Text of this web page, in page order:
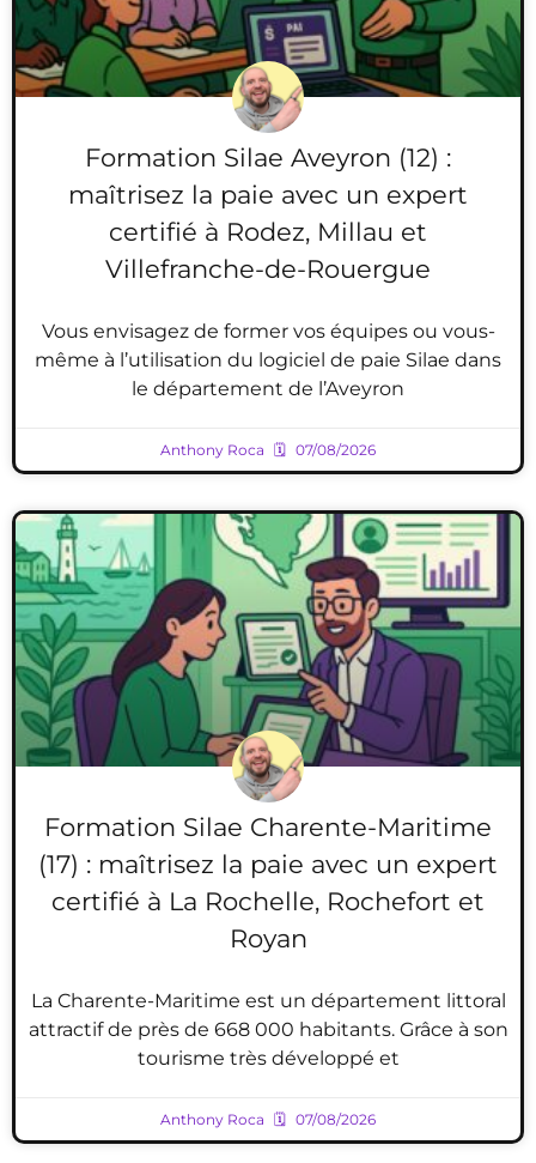
Formation Silae Aveyron (12) :
maîtrisez la paie avec un expert
certifié à Rodez, Millau et
Villefranche-de-Rouergue
Vous envisagez de former vos équipes ou vous-
même à l’utilisation du logiciel de paie Silae dans
le département de l’Aveyron
Anthony Roca 07/08/2026
Formation Silae Charente-Maritime
(17) : maîtrisez la paie avec un expert
certifié à La Rochelle, Rochefort et
Royan
La Charente-Maritime est un département littoral
attractif de près de 668 000 habitants. Grâce à son
tourisme très développé et
Anthony Roca 07/08/2026